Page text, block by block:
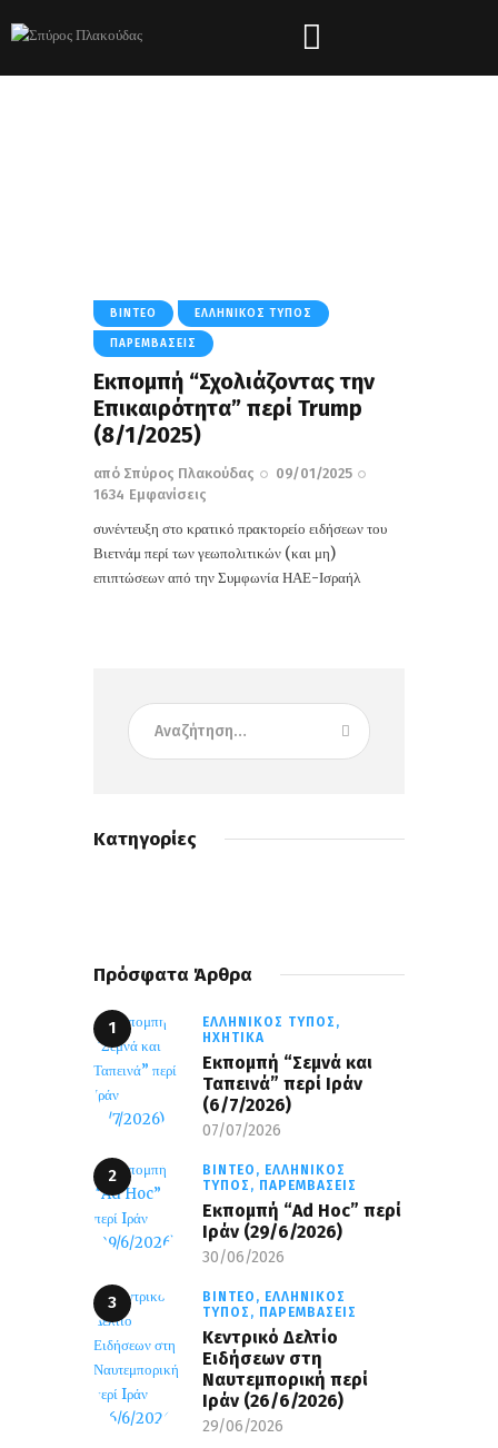
ΒΊΝΤΕΟ ΕΛΛΗΝΙΚΌΣ ΤΎΠΟΣ
ΠΑΡΕΜΒΆΣΕΙΣ
Εκπομπή “Σχολιάζοντας την
Επικαιρότητα” περί Trump
(8/1/2025)
από Σπύρος Πλακούδας
09/01/2025
1634 Εμφανίσεις
συνέντευξη στο κρατικό πρακτορείο ειδήσεων του
Βιετνάμ περί των γεωπολιτικών (και μη)
επιπτώσεων από την Συμφωνία ΗΑΕ-Ισραήλ
Κατηγορίες
Πρόσφατα Άρθρα
ΕΛΛΗΝΙΚΌΣ ΤΎΠΟΣ,
ΗΧΗΤΙΚΆ
Εκπομπή “Σεμνά και
Ταπεινά” περί Ιράν
(6/7/2026)
07/07/2026
ΒΊΝΤΕΟ, ΕΛΛΗΝΙΚΌΣ
ΤΎΠΟΣ, ΠΑΡΕΜΒΆΣΕΙΣ
Εκπομπή “Ad Hoc” περί
Iράν (29/6/2026)
30/06/2026
ΒΊΝΤΕΟ, ΕΛΛΗΝΙΚΌΣ
ΤΎΠΟΣ, ΠΑΡΕΜΒΆΣΕΙΣ
Κεντρικό Δελτίο
Ειδήσεων στη
Ναυτεμπορική περί
Iράν (26/6/2026)
29/06/2026